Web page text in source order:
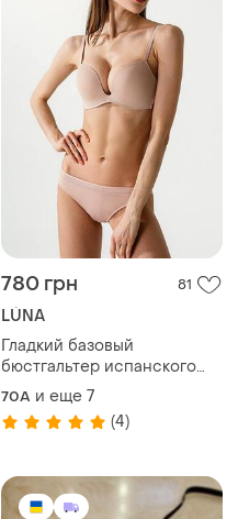
780 грн 81
LÚNA
Гладкий базовый
бюстгальтер испанского
бренда luna
70A и еще 7
(4)